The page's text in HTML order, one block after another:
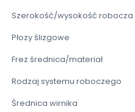
Szerokość/wysokość robocza
Płozy ślizgowe
Frez średnica/materiał
Rodzaj systemu roboczego
Średnica wirnika